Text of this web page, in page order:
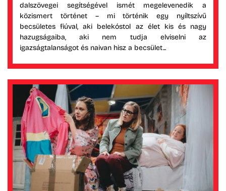
dalszövegei segítségével ismét megelevenedik a
közismert történet – mi történik egy nyíltszívű
becsületes fiúval, aki belekóstol az élet kis és nagy
hazugságaiba, aki nem tudja elviselni az
igazságtalanságot és naivan hisz a becsület...